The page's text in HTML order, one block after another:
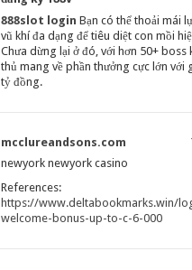
888slot login Bạn có thể thoải mái
vũ khí đa dạng để tiêu diệt con mồi
Chưa dừng lại ở đó, với hơn 50+
thủ mang về phần thưởng cực lớn với
tỷ đồng.
mcclureandsons.com
newyork newyork casino
References:
https://www.deltabookmarks.win/
welcome-bonus-up-to-c-6-000